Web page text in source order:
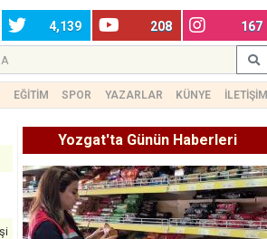
4,139 208 167
EĞİTİM SPOR YAZARLAR KÜNYE İLETİŞİM
Yozgat'ta Günün Haberleri